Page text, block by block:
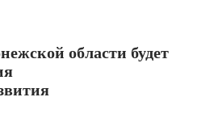
области будет